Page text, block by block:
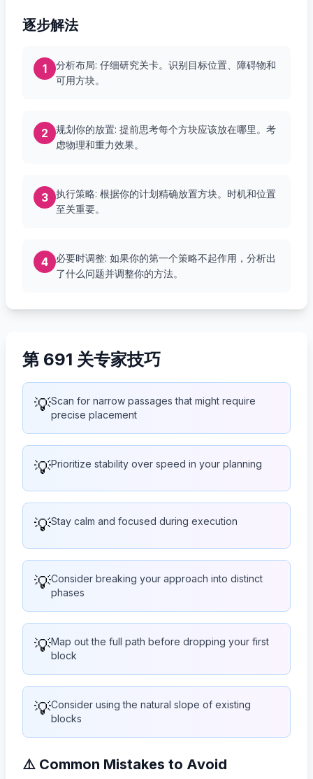
逐步解法
1
分析布局: 仔细研究关卡。识别目标位置、障碍物和
可用方块。
2
规划你的放置: 提前思考每个方块应该放在哪里。考
虑物理和重力效果。
3
执行策略: 根据你的计划精确放置方块。时机和位置
至关重要。
4
必要时调整: 如果你的第一个策略不起作用，分析出
了什么问题并调整你的方法。
第 691 关专家技巧
💡Scan for narrow passages that might require
precise placement
💡Prioritize stability over speed in your planning
💡Stay calm and focused during execution
💡Consider breaking your approach into distinct
phases
💡Map out the full path before dropping your first
block
💡Consider using the natural slope of existing
blocks
⚠️ Common Mistakes to Avoid